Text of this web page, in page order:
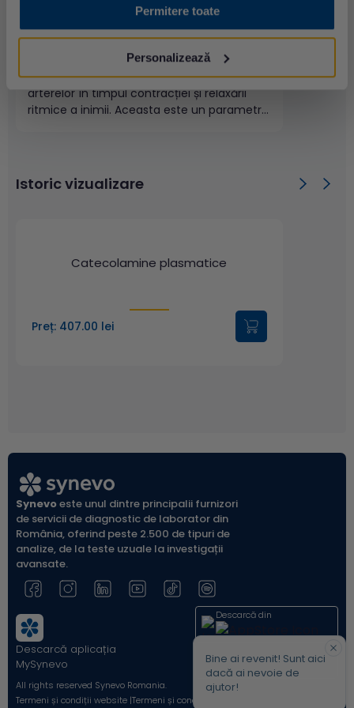
Permitere toate
Personalizează
Tensiune arterială: Ce este și care
sunt valorile normale
Tensiunea arterială reprezintă presiunea
exercitată de sânge asupra pereților
arterelor în timpul contracției și relaxării
ritmice a inimii. Aceasta este un parametru
cardiace și rezistența vasculară periferică.
Tensiunea arterială se măsoară cu un
Istoric vizualizare
Catecolamine plasmatice
Preț: 407.00 lei
Synevoeste unul dintre principalii furnizori
de servicii de diagnostic de laborator din
România, oferind peste 2.500 de tipuri de
analize, de la teste uzuale la investigații
avansate.
Descarcă aplicația
MySynevo
Descarcă din
All rights reserved Synevo Romania.
Termeni și condiții website |Termeni și condiții Shop Online |
Bine ai revenit! Sunt aici
dacă ai nevoie de
ajutor!